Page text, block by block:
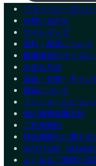
プライバシーポリシ
お問い合わせ
サイトマップ
送料・配送について
観葉植物のサイズに
お支払方法
返品・交換・キャン
商品について
フリーメールについ
個人情報保護方針
ご利用規約
特定商取引に関する
HITOTOKI（
よくあるご質問と回